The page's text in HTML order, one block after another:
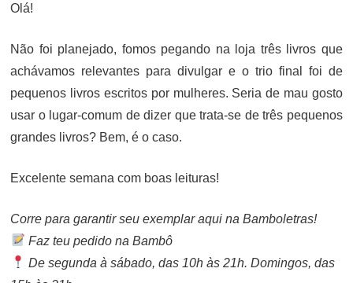
Olá!
Não foi planejado, fomos pegando na loja três livros que
achávamos relevantes para divulgar e o trio final foi de
pequenos livros escritos por mulheres. Seria de mau gosto
usar o lugar-comum de dizer que trata-se de três pequenos
grandes livros? Bem, é o caso.
Excelente semana com boas leituras!
Corre para garantir seu exemplar aqui na Bamboletras!
Faz teu pedido na Bambô
De segunda à sábado, das 10h às 21h. Domingos, das